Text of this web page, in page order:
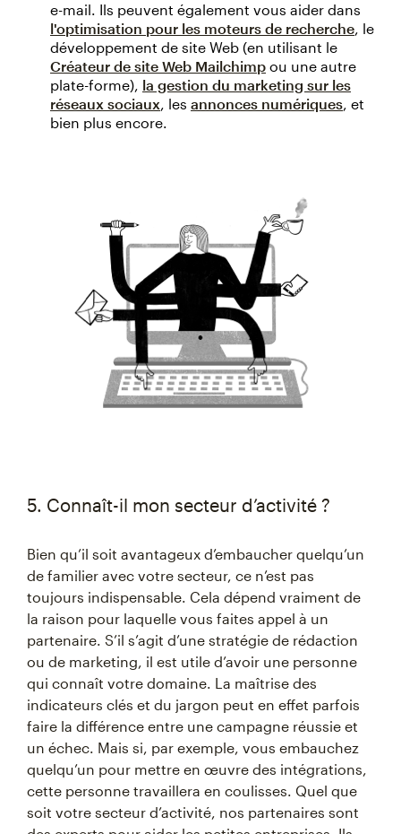
e-mail. Ils peuvent également vous aider dans
l'optimisation pour les moteurs de recherche, le
développement de site Web (en utilisant le
Créateur de site Web Mailchimp ou une autre
plate-forme), la gestion du marketing sur les
réseaux sociaux, les annonces numériques, et
bien plus encore.
5. Connaît-il mon secteur d’activité ?
Bien qu’il soit avantageux d’embaucher quelqu’un
de familier avec votre secteur, ce n’est pas
toujours indispensable. Cela dépend vraiment de
la raison pour laquelle vous faites appel à un
partenaire. S’il s’agit d’une stratégie de rédaction
ou de marketing, il est utile d’avoir une personne
qui connaît votre domaine. La maîtrise des
indicateurs clés et du jargon peut en effet parfois
faire la différence entre une campagne réussie et
un échec. Mais si, par exemple, vous embauchez
quelqu’un pour mettre en œuvre des intégrations,
cette personne travaillera en coulisses. Quel que
soit votre secteur d’activité, nos partenaires sont